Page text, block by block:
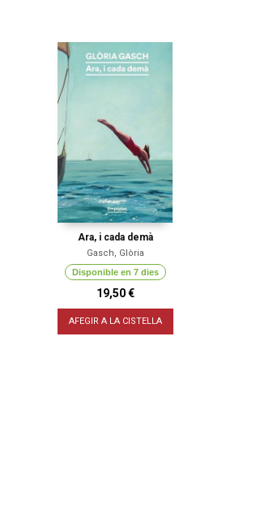
Ara, i cada demà
Gasch, Glòria
Disponible en 7 dies
19,50 €
AFEGIR A LA CISTELLA